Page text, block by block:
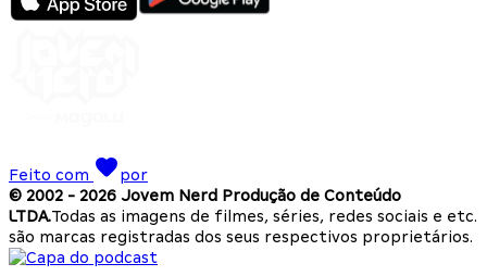
Feito com
por
© 2002 - 2026 Jovem Nerd Produção de Conteúdo
LTDA.Todas as imagens de filmes, séries, redes sociais e etc.
são marcas registradas dos seus respectivos proprietários.